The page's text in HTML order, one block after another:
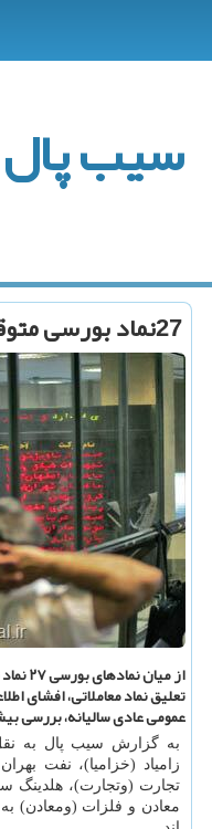
سیب پال
27نماد بورسی متوقف گردید
تعلیق نماد معاملاتی، افشای
عمومی عادی سالیانه، بررسی
به گزارش سیب پال به نقل
زامیاد (خزامیا)، نفت
تجارت (وتجارت)، هلدینگ
معادن و فلزات (ومعادن)